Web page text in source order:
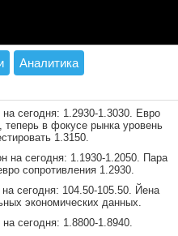
Аналитика
сегодня: 1.2930-1.3030. Евро
теперь в фокусе рынка уровень
1.3150.
сегодня: 1.1930-1.2050. Пара
сопротивления 1.2930.
сегодня: 104.50-105.50. Йена
экономических данных.
сегодня: 1.8800-1.8940.